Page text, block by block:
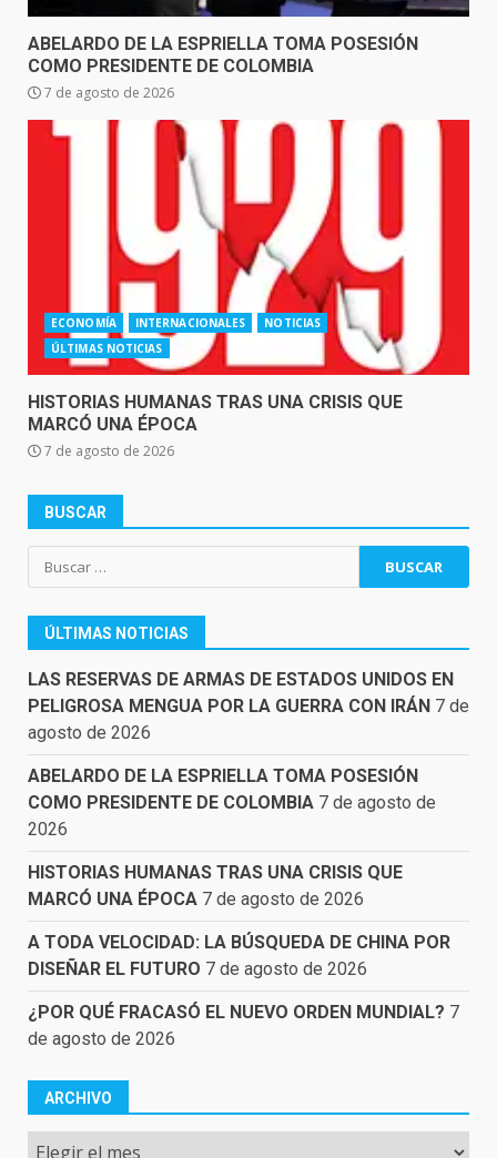
ABELARDO DE LA ESPRIELLA TOMA POSESIÓN
COMO PRESIDENTE DE COLOMBIA
7 de agosto de 2026
ECONOMÍA INTERNACIONALES
NOTICIAS
ÚLTIMAS NOTICIAS
HISTORIAS HUMANAS TRAS UNA CRISIS QUE
MARCÓ UNA ÉPOCA
7 de agosto de 2026
BUSCAR
Buscar:
ÚLTIMAS NOTICIAS
LAS RESERVAS DE ARMAS DE ESTADOS UNIDOS EN
PELIGROSA MENGUA POR LA GUERRA CON IRÁN 7 de
agosto de 2026
ABELARDO DE LA ESPRIELLA TOMA POSESIÓN
COMO PRESIDENTE DE COLOMBIA 7 de agosto de
2026
HISTORIAS HUMANAS TRAS UNA CRISIS QUE
MARCÓ UNA ÉPOCA 7 de agosto de 2026
A TODA VELOCIDAD: LA BÚSQUEDA DE CHINA POR
DISEÑAR EL FUTURO 7 de agosto de 2026
¿POR QUÉ FRACASÓ EL NUEVO ORDEN MUNDIAL? 7
de agosto de 2026
ARCHIVO
Archivo